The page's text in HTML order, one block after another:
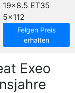
19x8.5 ET35
5x112
Felgen Preis
erhalten
Exeo